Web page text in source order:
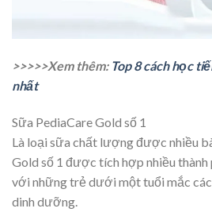
>>>>>Xem thêm: Top 8 cách học
nhất
Sữa PediaCare Gold số 1
Là loại sữa chất lượng được nhiều
Gold số 1 được tích hợp nhiều
với những trẻ dưới một tuổi mắc
dinh dưỡng.